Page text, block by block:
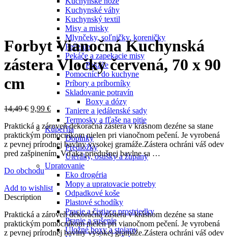
Kuchynské váhy
Kuchynský textil
Misy a misky
Mlynčeky, soľničky, koreničky
Pečenie
Pekáče a zapekacie misy
Pekáče
Pomocníci do kuchyne
Príbory a príborníky
Skladovanie potravín
Boxy a dózy
Taniere a jedálenské sady
Termosky a fľaše na pitie
Kúpeľňa
Doplnky
Predložky
Uteráky, osušky a župany
Upratovanie
Eko drogéria
Mopy a upratovacie potreby
Odpadkové koše
Plastové schodíky
Pracie a čistiace prostriedky
Pranie a sušenie
Úložné boxy a stojany
Forbyt Vianočná Kuchynská
zástera Vločky červená, 70 x 90
cm
14,49€ 9,99 €
Praktická a zároveň dekoračná zástera v krásnom dezéne sa stane
praktickým pomocníkom nielen pri vianočnom pečení. Je vyrobená
z pevnej prírodnej bavlny vysokej gramáže.Zástera ochráni váš odev
pred zašpinením. Vďaka priedušnej bavlne sa …
Do obchodu
Add to wishlist
Description
Praktická a zároveň dekoračná zástera v krásnom dezéne sa stane
praktickým pomocníkom nielen pri vianočnom pečení. Je vyrobená
z pevnej prírodnej bavlny vysokej gramáže.Zástera ochráni váš odev